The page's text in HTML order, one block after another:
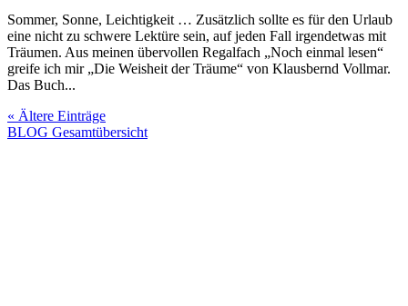
Sommer, Sonne, Leichtigkeit … Zusätzlich sollte es für den Urlaub
eine nicht zu schwere Lektüre sein, auf jeden Fall irgendetwas mit
Träumen. Aus meinen übervollen Regalfach „Noch einmal lesen“
greife ich mir „Die Weisheit der Träume“ von Klausbernd Vollmar.
Das Buch...
« Ältere Einträge
BLOG Gesamtübersicht